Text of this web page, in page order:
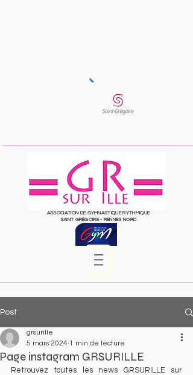
ASSOCIATION DE GYMNASTIQUE RYTHMIQUE
SAINT GRÉGOIRE- RENNES NORD
Post
Page instagram GRSURILLE
grsurille
5 mars 2024 1 min de lecture
Retrouvez toutes les news GRSURILLE sur